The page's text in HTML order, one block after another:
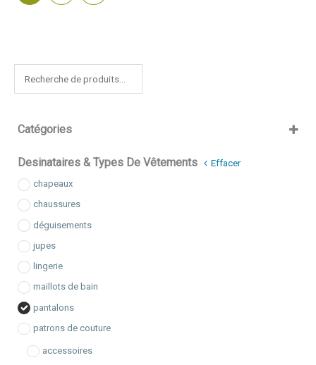
e
h
c
h
e
Catégories
Desinataires & Types De Vêtements
Effacer
chapeaux
chaussures
déguisements
jupes
lingerie
maillots de bain
pantalons
patrons de couture
accessoires